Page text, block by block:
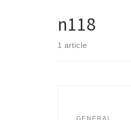
n118
1 article
GENERAL